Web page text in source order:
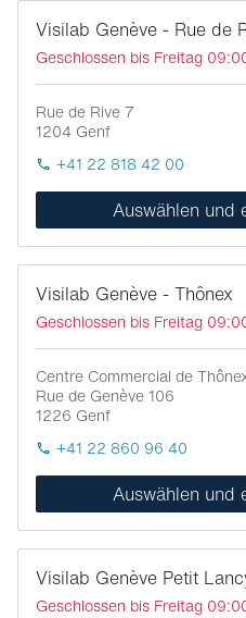
Visilab Genève - Rue de
Geschlossen bis Freitag
Rue de Rive 7
1204 Genf
+41 22 818 42 00
Auswählen und
Visilab Genève - Thônex
Geschlossen bis Freitag
Centre Commercial de
Rue de Genève 106
1226 Genf
+41 22 860 96 40
Auswählen und
Visilab Genève Petit
Geschlossen bis Freitag